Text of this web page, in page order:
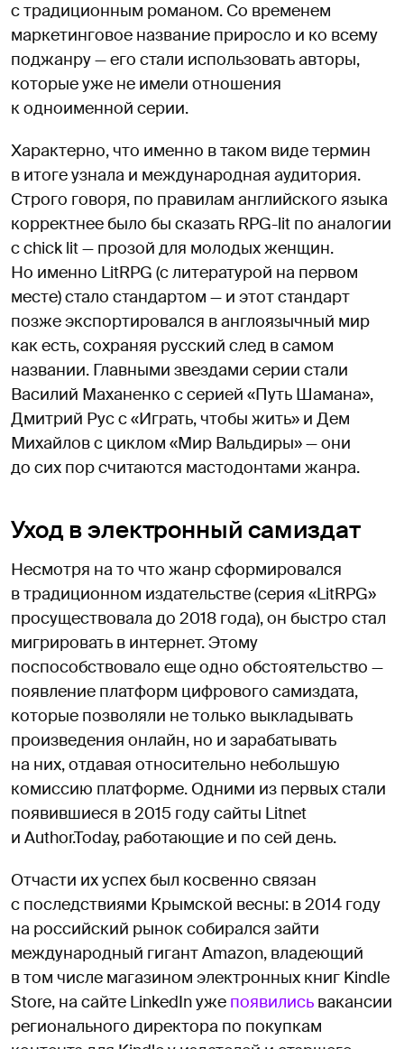
с традиционным романом. Со временем
маркетинговое название приросло и ко всему
поджанру — его стали использовать авторы,
которые уже не имели отношения
к одноименной серии.
Характерно, что именно в таком виде термин
в итоге узнала и международная аудитория.
Строго говоря, по правилам английского языка
корректнее было бы сказать RPG-lit по аналогии
с chick lit — прозой для молодых женщин.
Но именно LitRPG (с литературой на первом
месте) стало стандартом — и этот стандарт
позже экспортировался в англоязычный мир
как есть, сохраняя русский след в самом
названии. Главными звездами серии стали
Василий Маханенко с серией «Путь Шамана»,
Дмитрий Рус с «Играть, чтобы жить» и Дем
Михайлов с циклом «Мир Вальдиры» — они
до сих пор считаются мастодонтами жанра.
Уход в электронный самиздат
Несмотря на то что жанр сформировался
в традиционном издательстве (серия «LitRPG»
просуществовала до 2018 года), он быстро стал
мигрировать в интернет. Этому
поспособствовало еще одно обстоятельство —
появление платформ цифрового самиздата,
которые позволяли не только выкладывать
произведения онлайн, но и зарабатывать
на них, отдавая относительно небольшую
комиссию платформе. Одними из первых стали
появившиеся в 2015 году сайты Litnet
и Author.Today, работающие и по сей день.
Отчасти их успех был косвенно связан
с последствиями Крымской весны: в 2014 году
на российский рынок собирался зайти
международный гигант Amazon, владеющий
в том числе магазином электронных книг Kindle
Store, на сайте LinkedIn уже появились вакансии
регионального директора по покупкам